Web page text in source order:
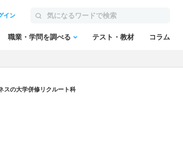
イン
職業・学問を調べる テスト・教材 コラム
の大学併修リクルート科